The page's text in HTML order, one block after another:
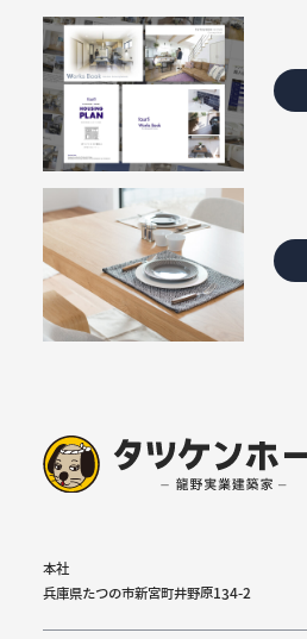
本社
兵庫県たつの市新宮町井野原134-2